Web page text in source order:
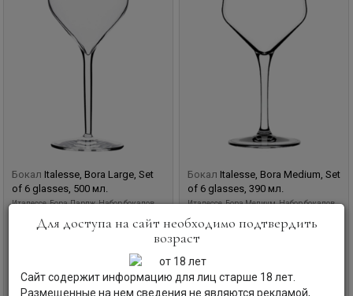
Бокал Italesse, Bora Large, Set
of 6 glasses, 500 мл.
Италессе, Бора Лардж, Набор бокалов
для красного вина, 6 шт.
Италия
Код товара: ДВ-25276
Уточните наличие и цену
Бокал Italesse, Bora Medium, Set
of 6 glasses, 390 мл.
Италессе, Бора Медиум, Набор бокалов
для красного вина, 6 шт.
Италия
Уточните наличие и цену
Для доступа на сайт необходимо подтвердить
возраст
Сайт содержит информацию для лиц старше 18 лет.
Размещенные на нем сведения не являются рекламой,